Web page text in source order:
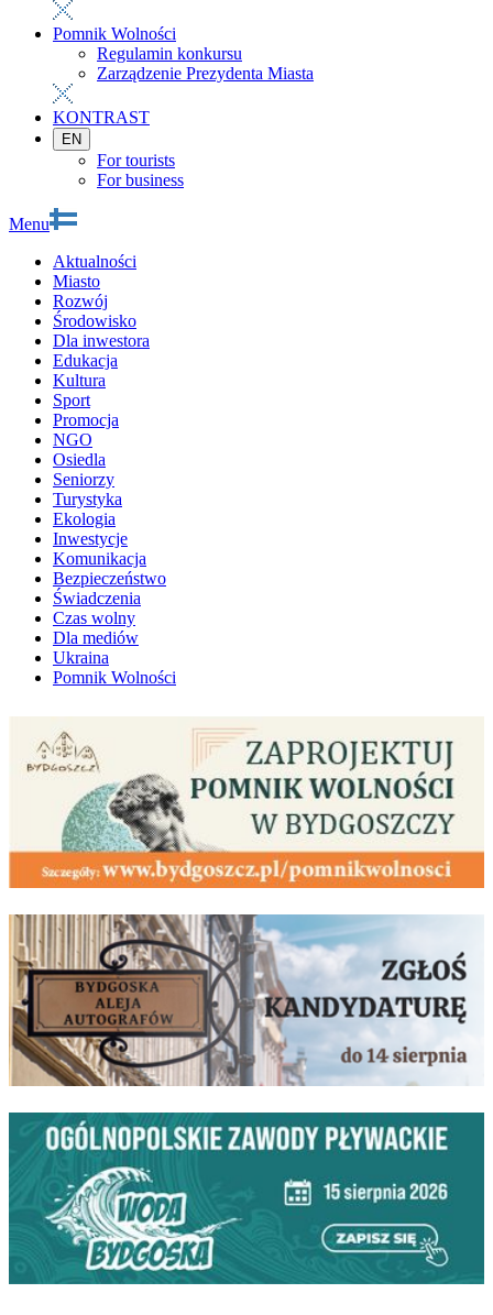
Pomnik Wolności
Regulamin konkursu
Zarządzenie Prezydenta Miasta
KONTRAST
EN
For tourists
For business
Menu
Aktualności
Miasto
Rozwój
Środowisko
Dla inwestora
Edukacja
Kultura
Sport
Promocja
NGO
Osiedla
Seniorzy
Turystyka
Ekologia
Inwestycje
Komunikacja
Bezpieczeństwo
Świadczenia
Czas wolny
Dla mediów
Ukraina
Pomnik Wolności